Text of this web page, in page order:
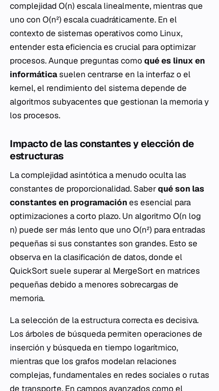
complejidad O(n) escala linealmente, mientras que
uno con O(n²) escala cuadráticamente. En el
contexto de sistemas operativos como Linux,
entender esta eficiencia es crucial para optimizar
procesos. Aunque preguntas como qué es linux en
informáticasuelen centrarse en la interfaz o el
kernel, el rendimiento del sistema depende de
algoritmos subyacentes que gestionan la memoria y
los procesos.
Impacto de las constantes y elección de
estructuras
La complejidad asintótica a menudo oculta las
constantes de proporcionalidad. Saberqué son las
constantes en programaciónes esencial para
optimizaciones a corto plazo. Un algoritmo O(n log
n) puede ser más lento que uno O(n²) para entradas
pequeñas si sus constantes son grandes. Esto se
observa en la clasificación de datos, donde el
QuickSort suele superar al MergeSort en matrices
pequeñas debido a menores sobrecargas de
memoria.
La selección de la estructura correcta es decisiva.
Los árboles de búsqueda permiten operaciones de
inserción y búsqueda en tiempo logarítmico,
mientras que los grafos modelan relaciones
complejas, fundamentales en redes sociales o rutas
de transporte. En campos avanzados como el